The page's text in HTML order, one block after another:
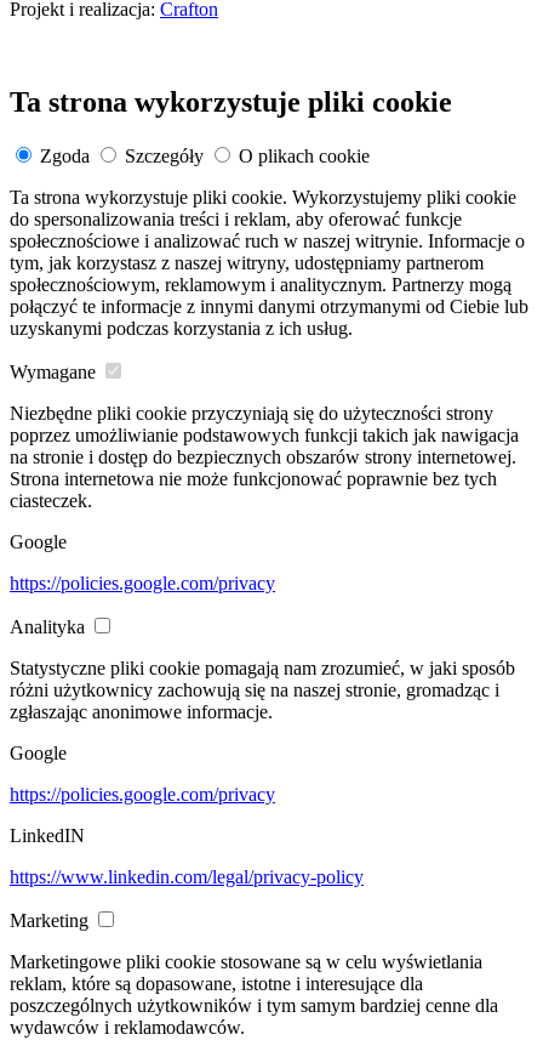
Projekt i realizacja: Crafton
Ta strona wykorzystuje pliki cookie
Zgoda Szczegóły
O plikach cookie
Ta strona wykorzystuje pliki cookie. Wykorzystujemy pliki cookie
do spersonalizowania treści i reklam, aby oferować funkcje
społecznościowe i analizować ruch w naszej witrynie. Informacje o
tym, jak korzystasz z naszej witryny, udostępniamy partnerom
społecznościowym, reklamowym i analitycznym. Partnerzy mogą
połączyć te informacje z innymi danymi otrzymanymi od Ciebie lub
uzyskanymi podczas korzystania z ich usług.
Wymagane
Niezbędne pliki cookie przyczyniają się do użyteczności strony
poprzez umożliwianie podstawowych funkcji takich jak nawigacja
na stronie i dostęp do bezpiecznych obszarów strony internetowej.
Strona internetowa nie może funkcjonować poprawnie bez tych
ciasteczek.
Google
https://policies.google.com/privacy
Analityka
Statystyczne pliki cookie pomagają nam zrozumieć, w jaki sposób
różni użytkownicy zachowują się na naszej stronie, gromadząc i
zgłaszając anonimowe informacje.
Google
https://policies.google.com/privacy
LinkedIN
https://www.linkedin.com/legal/privacy-policy
Marketing
Marketingowe pliki cookie stosowane są w celu wyświetlania
reklam, które są dopasowane, istotne i interesujące dla
poszczególnych użytkowników i tym samym bardziej cenne dla
wydawców i reklamodawców.